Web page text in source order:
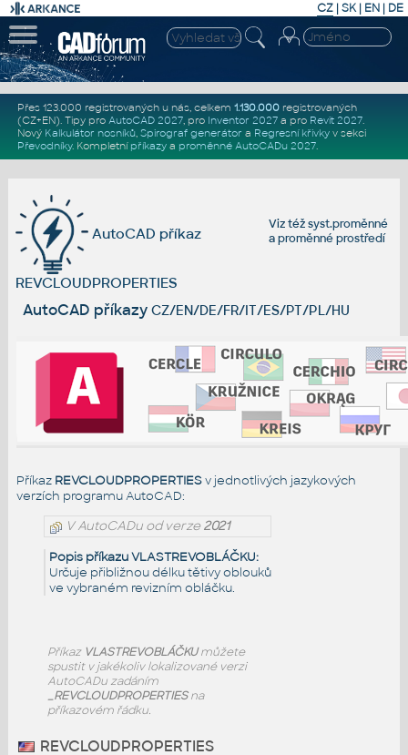
CZ | SK| EN | DE
Přes 123.000 registrovaných u nás, celkem 1.130.000registrovaných
(CZ+EN). Tipy pro AutoCAD 2027, pro Inventor 2027a pro Revit 2027.
Nový Kalkulátor nosníků, Spirograf generátor a Regresní křivkyv sekci
Převodníky. Kompletní příkazya proměnné AutoCADu 2027.
Viz téžsyst.proměnné
aproměnné prostředí
AutoCAD příkaz
REVCLOUDPROPERTIES
AutoCAD příkazy CZ/EN/DE/FR/IT/ES/PT/PL/HU
Příkaz REVCLOUDPROPERTIESv jednotlivých jazykových
verzích programu AutoCAD:
V AutoCADu od verze2021
Popis příkazu VLASTREVOBLÁČKU:
Určuje přibližnou délku tětivy oblouků
ve vybraném revizním obláčku.
Příkaz VLASTREVOBLÁČKUmůžete
spustit v jakékoliv lokalizované verzi
AutoCADu zadáním
_REVCLOUDPROPERTIESna
příkazovém řádku.
REVCLOUDPROPERTIES